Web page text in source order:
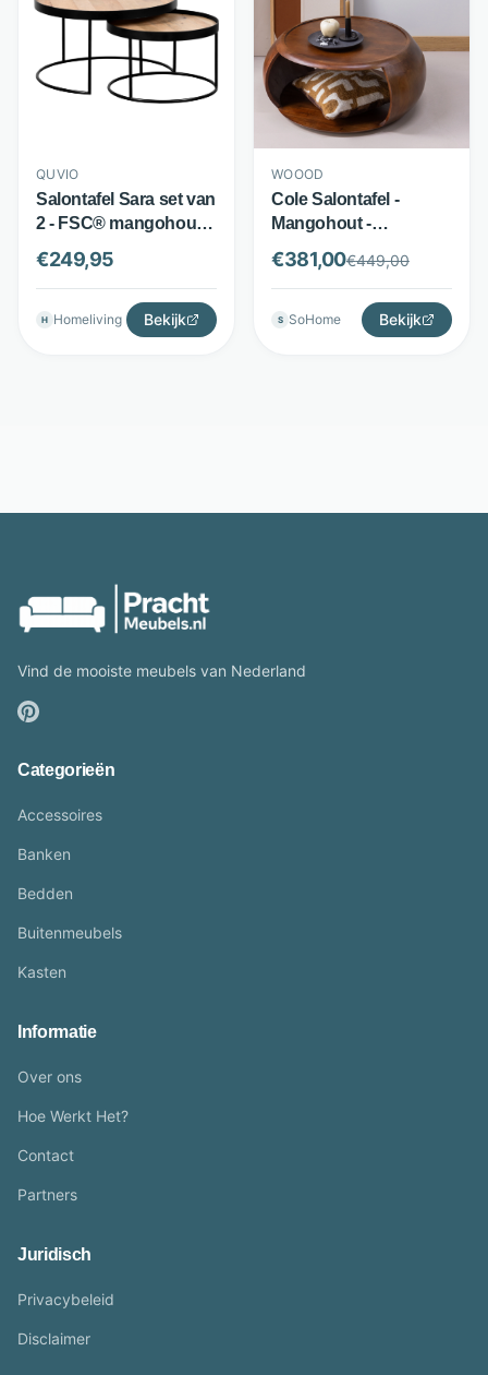
QUVIO
Salontafel Sara set van
2 - FSC® mangohout
en metaal - Rond
design set - Naturel
met zwart frame -
QUVIO
€249,95
H Homeliving Bekijk
WOOOD
Cole Salontafel -
Mangohout -
Opberguitsparing -
Bruin - WOOOD
€381,00€449,00
S SoHome Bekijk
Vind de mooiste meubels van Nederland
Categorieën
Accessoires
Banken
Bedden
Buitenmeubels
Kasten
Informatie
Over ons
Hoe Werkt Het?
Contact
Partners
Juridisch
Privacybeleid
Disclaimer